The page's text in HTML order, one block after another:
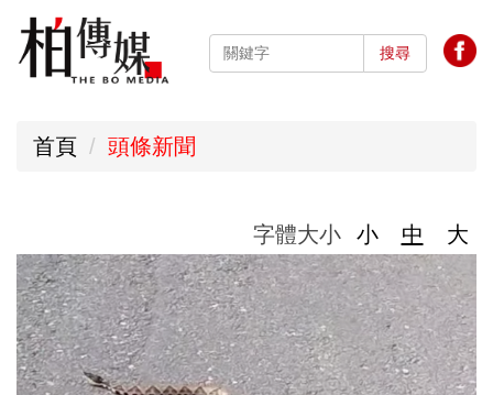
跳
到
搜尋
首頁 頭條新聞
字體大小 小 中 大